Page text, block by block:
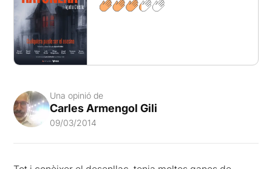
Una opinió de
Carles Armengol Gili
09/03/2014